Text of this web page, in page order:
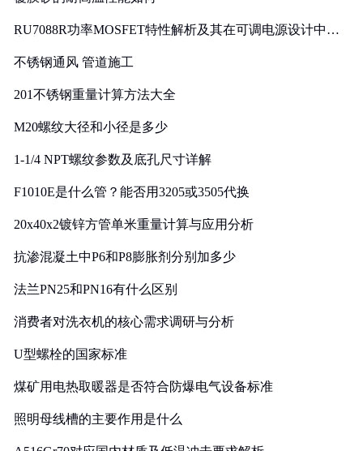
RU7088R功率MOSFET特性解析及其在可调电源设计中的
不锈钢通风 管道施工
201不锈钢重量计算方法大全
M20螺纹大径和小径是多少
1-1/4 NPT螺纹参数及底孔尺寸详解
F1010E是什么管？能否用3205或3505代换
20x40x2镀锌方管单米重量计算与应用分析
抗渗混凝土中P6和P8膨胀剂分别加多少
法兰PN25和PN16有什么区别
消费者对洗衣机的核心需求调研与分析
U型螺栓的国家标准
煤矿用电热取暖器是否符合防爆电气设备标准
照明母线槽的主要作用是什么